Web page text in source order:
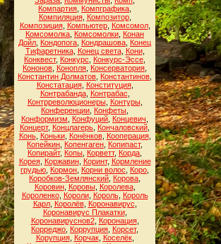
Компартия Компграфика
Компиляция, Композитор,
Композиция, Компьютер, Комсомол,
Комсомолка Комсомолки Конан
Дойл Кондопога Кондрашова Конец
Тифаретника, Конец света, Кони,
Конквест, Конкурс Конкурс-Эссе
Кононов Конопля Консерватория
Константин Долматов Константинов
Констатация, Конституция,
Контрабанда, Контрабас
Контрреволюционеры, Контуры,
Конференции Конфеты
Конформизм
Конфуций Концевич
Концерт, Концлагерь Кончаловский
Конь, Коньки, Конёнков, Кооперация,
Копейкин Копенгаген Копипаст,
Копирайт, Копы Корветт, Корда
Корея, Коржавин, Коринт, Кормление
грудью Кормон Корни волос Коро
Коробков-Землянский Корова
Коровин, Коровы, Королева,
Короленко, Короли, Король, Король
Карл, Королёв, Коронавирус
Коронавирус Плакатки,
Коронавируснов2, Коронация,
Корреджо Коррупция Корсет,
Корупция, Корчак, Коселёк,